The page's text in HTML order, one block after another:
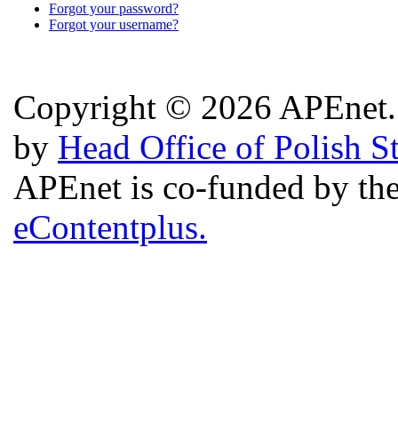
Forgot your password?
Forgot your username?
Copyright © 2026
by Head Office of Polish
APEnet is co-funded by
eContentplus.